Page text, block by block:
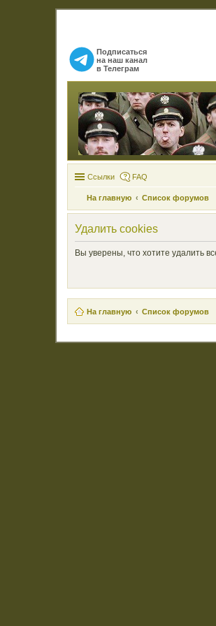
Подписаться
на наш канал
в Телеграм
Ссылки FAQ
На главную Список форумов
Удалить cookies
Вы уверены, что хотите удалить
На главную Список форумов